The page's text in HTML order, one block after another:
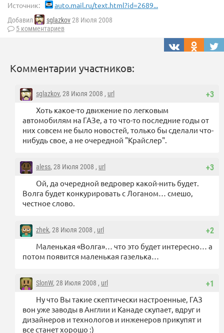
Источник: auto.mail.ru/text.html?id=2689...
Добавил sglazkov28 Июля 2008
5 комментариев
Комментарии участников:
+3
sglazkov, 28 Июля 2008 , url
Хоть какое-то движение по легковым
автомобилям на ГАЗе, а то что-то последние годы от
них совсем не было новостей, только бы сделали что-
нибудь свое, а не очередной "Крайслер".
+3
aless, 28 Июля 2008 , url
Ой, да очередной ведровер какой-нить будет.
Волга будет конкурировать с Логаном… смешо,
честное слово.
+2
zhek, 28 Июля 2008 , url
Маленькая «Волга»… что это будет интересно… а
потом появится маленькая газелька…
+1
SlonW, 28 Июля 2008 , url
Ну что Вы такие скептически настроенные, ГАЗ
вон уже заводы в Англии и Канаде скупает, вдруг и
дизайнеров и технологов и инженеров прикупят и
все станет хорошо :)